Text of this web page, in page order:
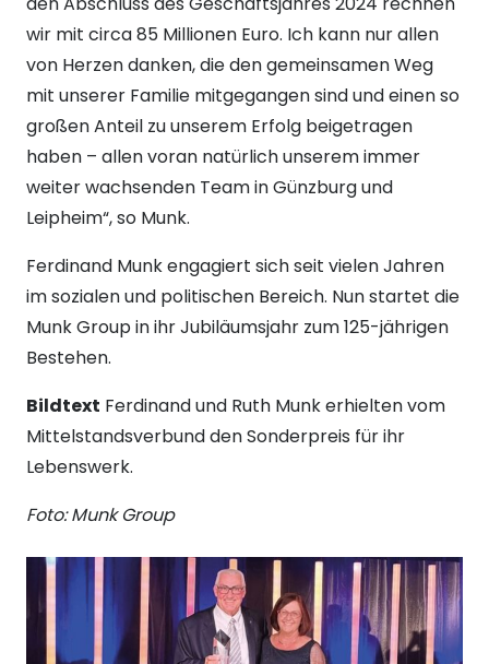
wir mit circa 85 Millionen Euro. Ich kann nur allen
von Herzen danken, die den gemeinsamen Weg
mit unserer Familie mitgegangen sind und einen so
großen Anteil zu unserem Erfolg beigetragen
haben – allen voran natürlich unserem immer
weiter wachsenden Team in Günzburg und
Leipheim“, so Munk.
Ferdinand Munk engagiert sich seit vielen Jahren
im sozialen und politischen Bereich. Nun startet die
Munk Group in ihr Jubiläumsjahr zum 125-jährigen
Bestehen.
Bildtext Ferdinand und Ruth Munk erhielten vom
Mittelstandsverbund den Sonderpreis für ihr
Lebenswerk.
Foto: Munk Group